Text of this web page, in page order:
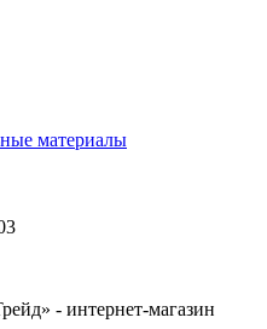
материалы
- интернет-магазин